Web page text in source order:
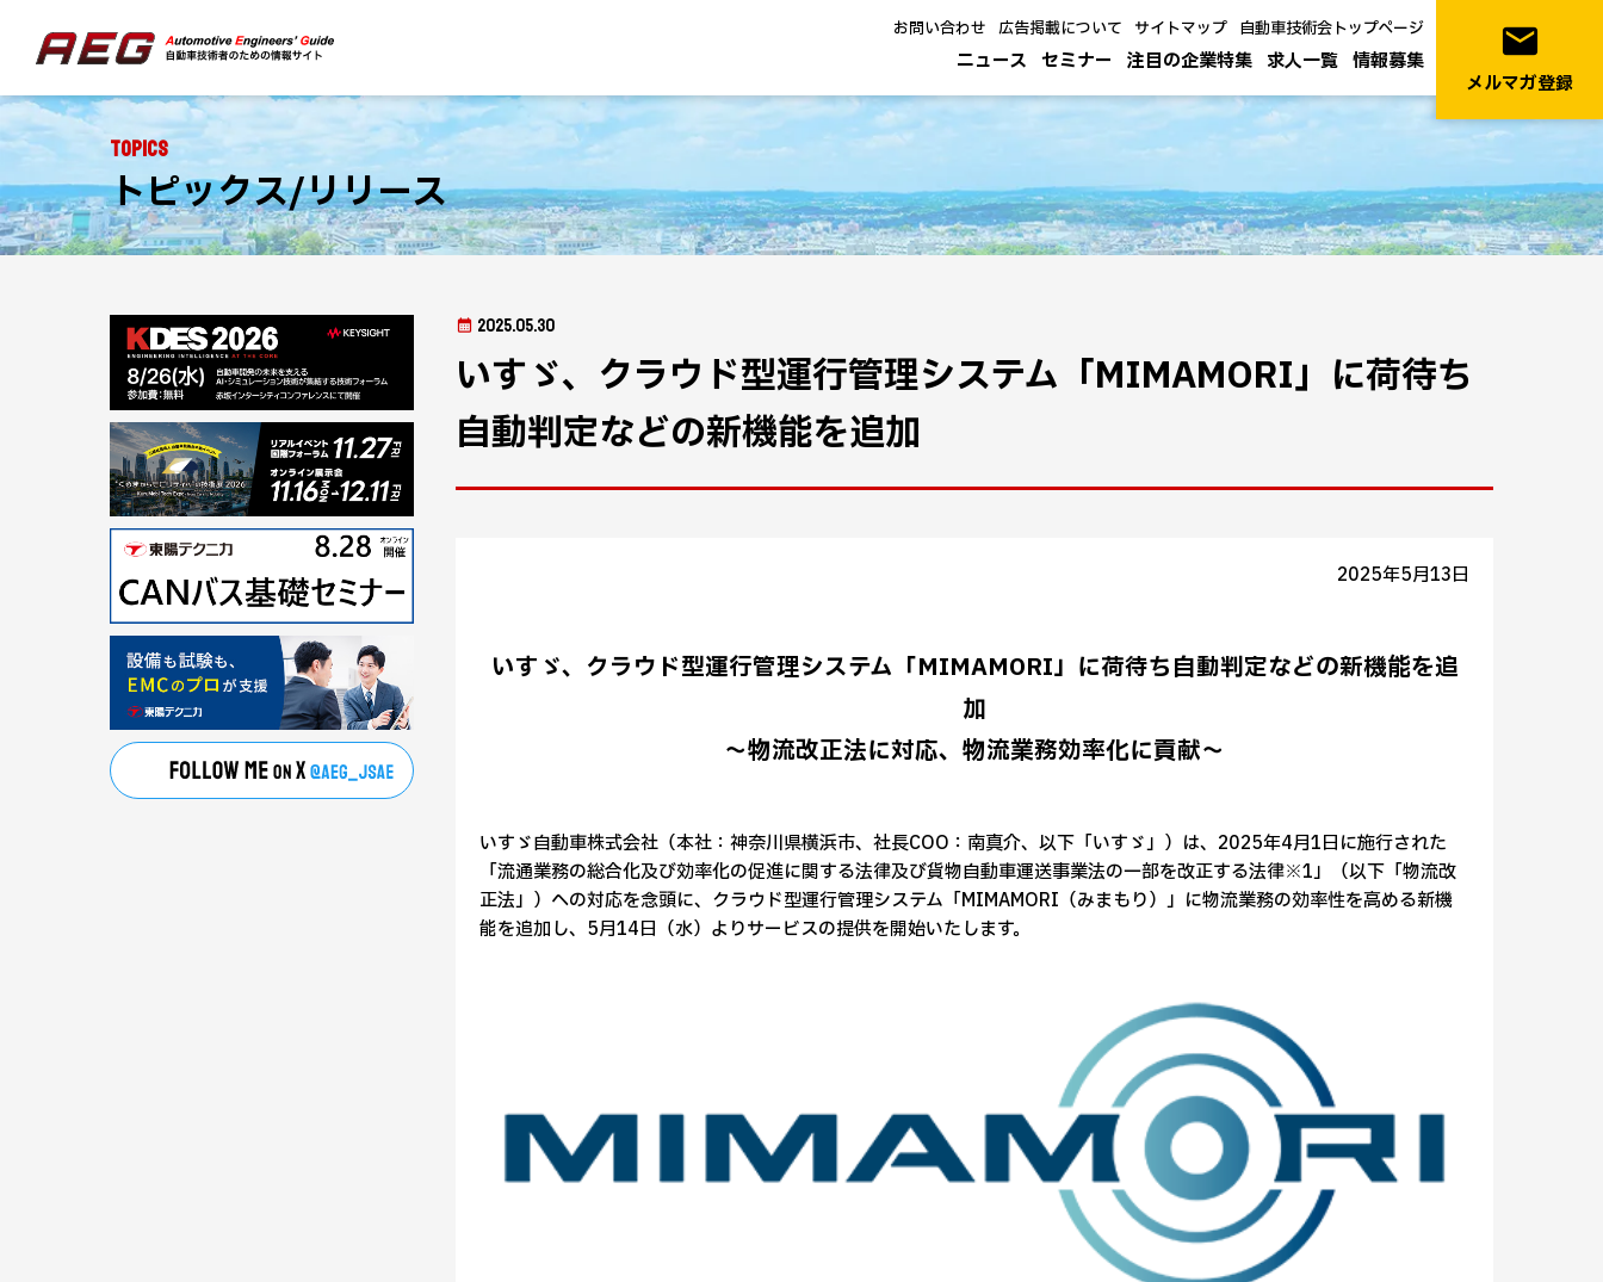
ニュース セミナー 注目の企業特集 求人一覧 情報募集
お問い合わせ 広告掲載について サイトマップ 自動車技術会トップページ email
メルマガ登録
Topics
トピックス/リリース
2025.05.30
いすゞ、クラウド型運行管理システム「MIMAMORI」に荷待ち
自動判定などの新機能を追加
2025年5月13日
いすゞ、クラウド型運行管理システム「MIMAMORI」に荷待ち自動判定などの新機能を追
加
～物流改正法に対応、物流業務効率化に貢献～
いすゞ自動車株式会社（本社：神奈川県横浜市、社長COO：南真介、以下「いすゞ」）は、2025年4月1日に施行された
「流通業務の総合化及び効率化の促進に関する法律及び貨物自動車運送事業法の一部を改正する法律※1」（以下「物流改
正法」）への対応を念頭に、クラウド型運行管理システム「MIMAMORI（みまもり）」に物流業務の効率性を高める新機
能を追加し、5月14日（水）よりサービスの提供を開始いたします。